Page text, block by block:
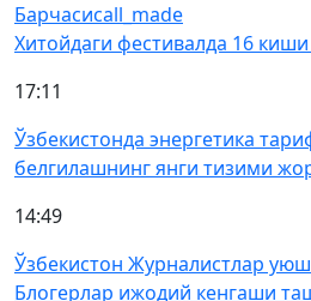
Барчасиcall_made
Хитойдаги фестивалда 16
17:11
Ўзбекистонда энергетика
белгилашнинг янги тизими
14:49
Ўзбекистон Журналистлар
Блогерлар ижодий кенгаши